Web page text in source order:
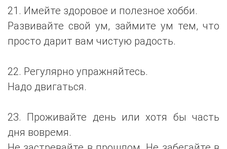
21. Имейте здоровое и полезное хобби.
Развивайте свой ум, займите ум тем, что
просто дарит вам чистую радость.
22. Регулярно упражняйтесь.
Надо двигаться.
23. Проживайте день или хотя бы часть
дня вовремя.